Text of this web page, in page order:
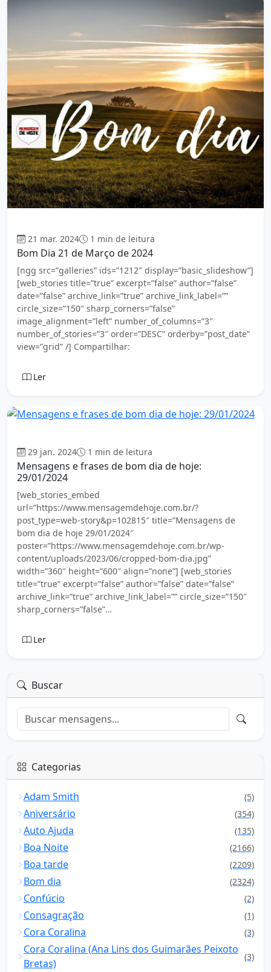
21 mar. 2024 1 min de leitura
Bom Dia 21 de Março de 2024
[ngg src=”galleries” ids=”1212″ display=”basic_slideshow”]
[web_stories title=”true” excerpt=”false” author=”false”
date=”false” archive_link=”true” archive_link_label=””
circle_size=”150″ sharp_corners=”false”
image_alignment=”left” number_of_columns=”3″
number_of_stories=”3″ order=”DESC” orderby=”post_date”
view=”grid” /] Compartilhar:
Ler
29 jan. 2024 1 min de leitura
Mensagens e frases de bom dia de hoje:
29/01/2024
[web_stories_embed
url=”https://www.mensagemdehoje.com.br/?
post_type=web-story&p=102815″ title=”Mensagens de
bom dia de hoje 29/01/2024″
poster=”https://www.mensagemdehoje.com.br/wp-
content/uploads/2023/06/cropped-bom-dia.jpg”
width=”360″ height=”600″ align=”none”] [web_stories
title=”true” excerpt=”false” author=”false” date=”false”
archive_link=”true” archive_link_label=”” circle_size=”150″
sharp_corners=”false”…
Ler
Buscar
Categorias
Adam Smith (5)
Aniversário (354)
Auto Ajuda (135)
Boa Noite (2166)
Boa tarde (2209)
Bom dia (2324)
Confúcio (2)
Consagração (1)
Cora Coralina (3)
Cora Coralina (Ana Lins dos Guimarães Peixoto
Bretas)
(3)